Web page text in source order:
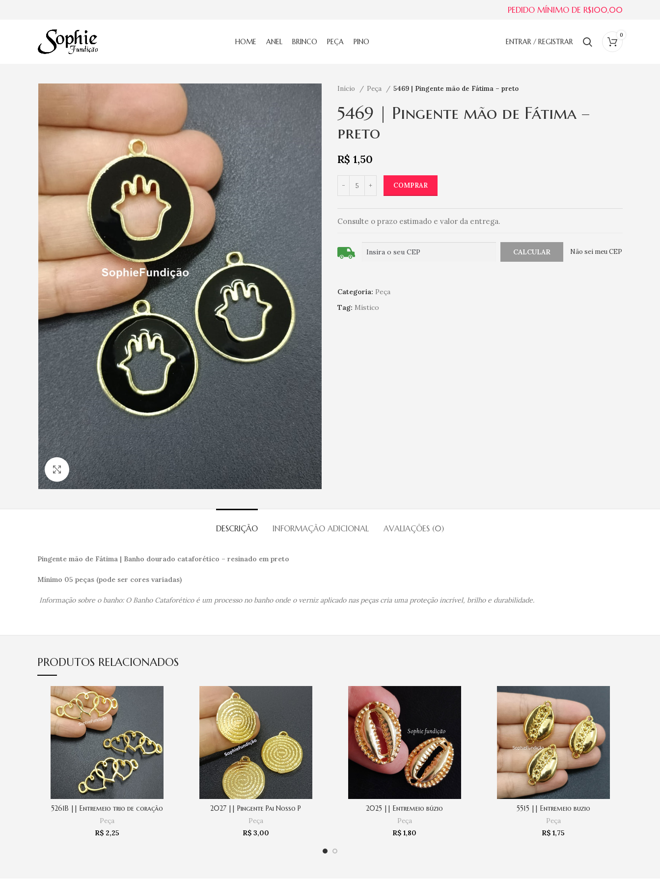
HOME ANEL BRINCO PEÇA PINO ENTRAR / REGISTRAR
0
Clique para ampliar
Início Peça 5469 | Pingente mão de Fátima – preto
5469 | Pingente mão de Fátima –
preto
R$ 1,50
COMPRAR
Consulte o prazo estimado e valor da entrega.
Não sei meu CEP
Categoria: Peça
Tag: Místico
DESCRIÇÃO INFORMAÇÃO ADICIONAL AVALIAÇÕES (0)
Pingente mão de Fátima | Banho dourado cataforético – resinado em preto
Mínimo 05 peças (pode ser cores variadas)
Informação sobre o banho: O Banho Cataforético é um processo no banho onde o verniz aplicado nas peças cria uma proteção incrível, brilho e durabilidade.
PRODUTOS RELACIONADOS
COMPRAR
5261B || Entremeio trio de coração
Peça
R$2,25
COMPRAR
2027 || Pingente Pai Nosso P
Peça
R$3,00
COMPRAR
2025 || Entremeio búzio
Peça
R$ 1,80
COMPRAR
5515 || Entremeio buzio
Peça
R$ 1,75
PEDIDO MÍNIMO DE R$100,00